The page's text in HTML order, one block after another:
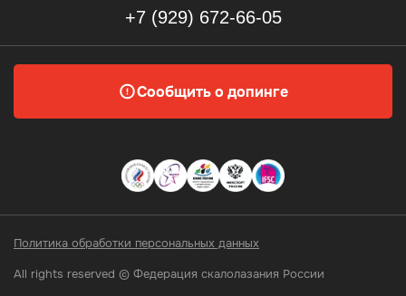
+7 (929) 672-66-05
Сообщить о допинге
Политика обработки персональных данных
All rights reserved © Федерация скалолазания России